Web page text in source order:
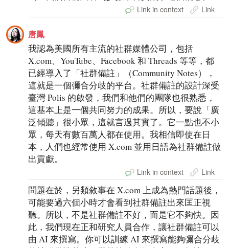
Link in context Link
唐鳳
我認為美國所有主流的社群媒體公司，包括
X.com、YouTube、Facebook 和 Threads 等等，都
已經導入了「社群備註」（Community Notes），
這就是一個彌合分歧的平台。社群備註的設計深受
臺灣 Polis 的啟發，我們和他們的團隊也很熟悉，
這基本上是一個共同努力的成果。所以，要說「廣
泛傾聽」很小眾，這就言過其實了。它一點也不小
眾，每天有數百萬人都在使用。我相信即使在日
本，人們也經常使用 X.com 並用日語為社群備註做
出貢獻。
Link in context Link
問題在於，另類敘事在 X.com 上成為熱門話題後，
可能要過六個小時才會看到社群備註出來匡正視
聽。所以，不是社群備註不好，而是它不夠快。因
此，我們現在正和研究人員合作，讓社群備註可以
由 AI 來撰寫。你可以訓練 AI 來撰寫能夠彌合分歧